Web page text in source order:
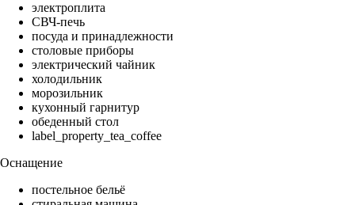
электроплита
СВЧ-печь
посуда и принадлежности
столовые приборы
электрический чайник
холодильник
морозильник
кухонный гарнитур
обеденный стол
label_property_tea_coffee
Оснащение
постельное бельё